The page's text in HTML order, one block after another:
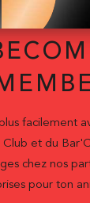
facilement
Club et du
chez nos
pour ton